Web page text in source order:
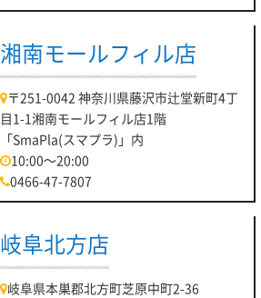
湘南モールフィル店
〒251-0042 神奈川県藤沢市辻堂新町4丁
目1-1湘南モールフィル店1階
「SmaPla(スマプラ)」内
10:00～20:00
0466-47-7807
岐阜北方店
岐阜県本巣郡北方町芝原中町2-36